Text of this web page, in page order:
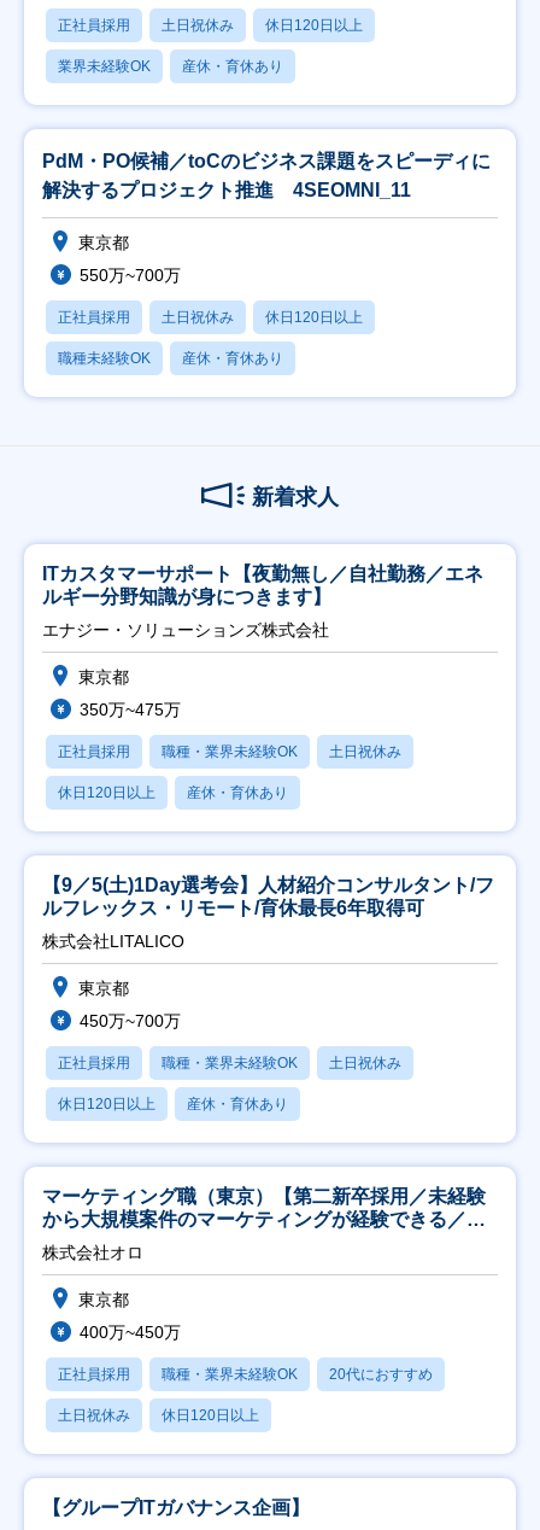
正社員採用 土日祝休み 休日120日以上
業界未経験OK 産休・育休あり
PdM・PO候補／toCのビジネス課題をスピーディに
解決するプロジェクト推進 4SEOMNI_11
東京都
550万~700万
正社員採用 土日祝休み 休日120日以上
職種未経験OK 産休・育休あり
新着求人
ITカスタマーサポート【夜勤無し／自社勤務／エネ
ルギー分野知識が身につきます】
エナジー・ソリューションズ株式会社
東京都
350万~475万
正社員採用 職種・業界未経験OK 土日祝休み
休日120日以上 産休・育休あり
【9／5(土)1Day選考会】人材紹介コンサルタント/フ
ルフレックス・リモート/育休最長6年取得可
株式会社LITALICO
東京都
450万~700万
正社員採用 職種・業界未経験OK 土日祝休み
休日120日以上 産休・育休あり
マーケティング職（東京）【第二新卒採用／未経験
から大規模案件のマーケティングが経験できる／研
修充実】
株式会社オロ
東京都
400万~450万
正社員採用 職種・業界未経験OK 20代におすすめ
土日祝休み 休日120日以上
【グループITガバナンス企画】